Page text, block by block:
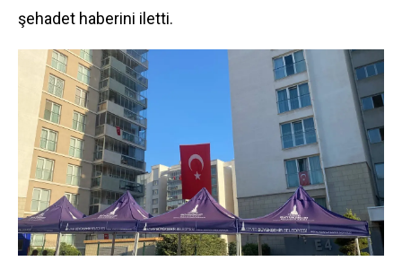
şehadet haberini iletti.